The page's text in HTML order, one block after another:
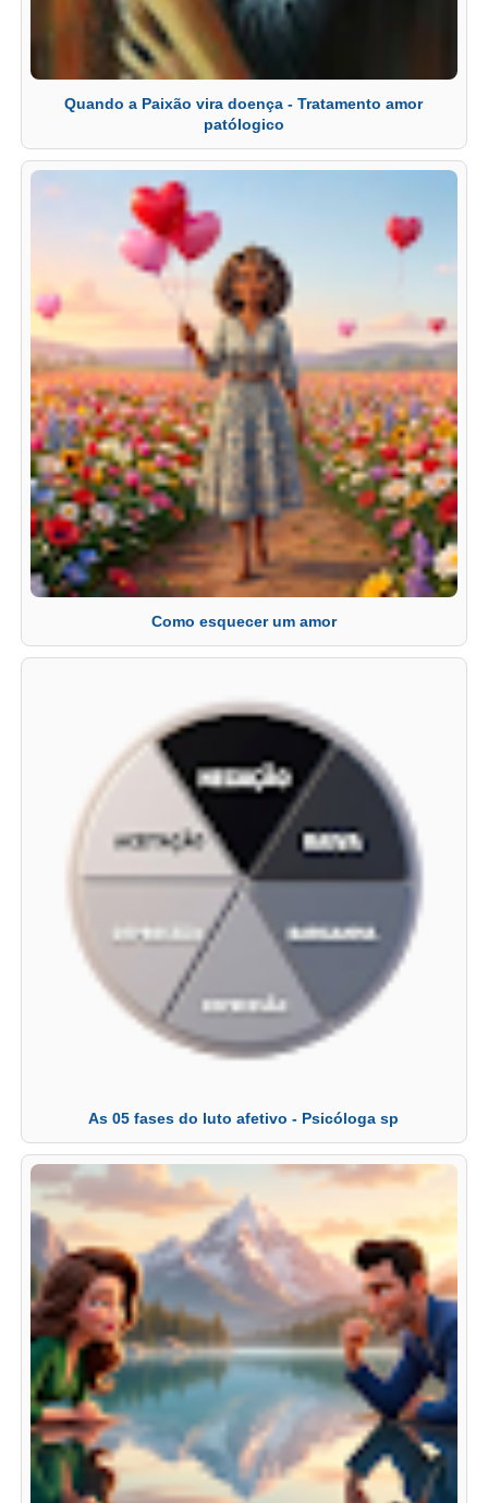
Quando a Paixão vira doença - Tratamento amor
patólogico
Como esquecer um amor
As 05 fases do luto afetivo - Psicóloga sp